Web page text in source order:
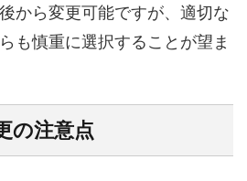
から変更可能ですが、適切な
も慎重に選択することが望ま
の注意点